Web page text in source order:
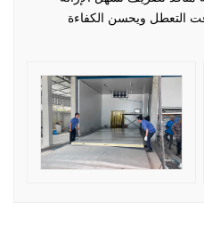
التعطل ويحسن الكفاءة